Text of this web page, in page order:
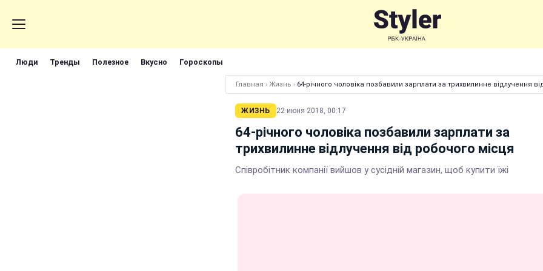
Люди Тренды Полезное Вкусно Гороскопы
Главная › Жизнь › 64-річного чоловіка позбавили зарплати за трихвилинне відлучення
ЖИЗНЬ 22 июня 2018, 00:17
64-річного чоловіка позбавили зарплати за
трихвилинне відлучення від робочого місця
Співробітник компанії вийшов у сусідній магазин, щоб купити їжі